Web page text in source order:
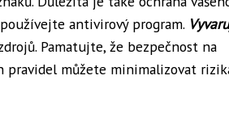
antivirový program.
Pamatujte, že bezpečnost na
pravidel můžete minimalizovat